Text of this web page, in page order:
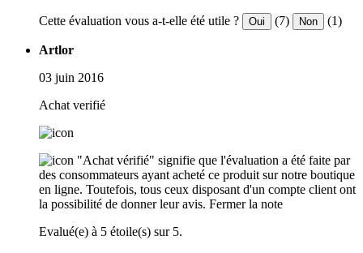
Cette évaluation vous a-t-elle été utile ? Oui (7) Non (1)
Artlor
03 juin 2016
Achat verifié
"Achat vérifié" signifie que l'évaluation a été faite par
des consommateurs ayant acheté ce produit sur notre boutique
en ligne. Toutefois, tous ceux disposant d'un compte client ont
la possibilité de donner leur avis. Fermer la note
Evalué(e) à 5 étoile(s) sur 5.